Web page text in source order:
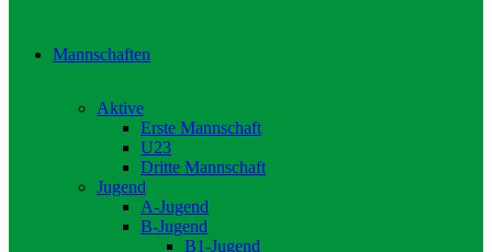
Mannschaften
Aktive
Erste Mannschaft
U23
Dritte Mannschaft
Jugend
A-Jugend
B-Jugend
B1-Jugend